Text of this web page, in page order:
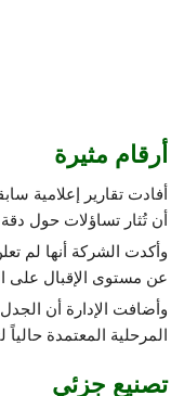
أرقام مثيرة
أن تُثار تساؤلات حول
وأكدت الشركة أنها لم
عن مستوى الإقبال على
وأضافت الإدارة أن
المرحلية المعتمدة حالياً
تصنيع جزئي